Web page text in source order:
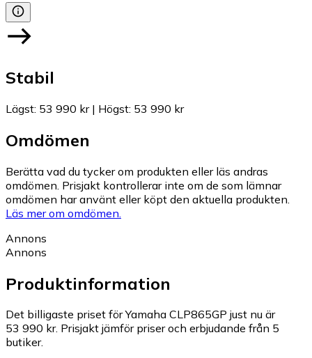
Stabil
Lägst: 53 990 kr| Högst: 53 990 kr
Omdömen
Berätta vad du tycker om produkten eller läs andras
omdömen. Prisjakt kontrollerar inte om de som lämnar
omdömen har använt eller köpt den aktuella produkten.
Läs mer om omdömen.
Annons
Annons
Produktinformation
Det billigaste priset för Yamaha CLP865GP just nu är
53 990 kr. Prisjakt jämför priser och erbjudande från 5
butiker.